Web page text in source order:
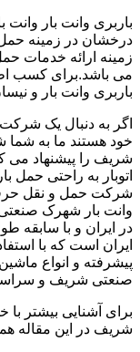
باربری وانت بار
درخشان در زمینه حمل
زمینه ارائه خدمات
می باشد.برای کسب
باربری وانت بار و
اگر به دنبال یک
خود هستند ما به
شریف را پیشنهاد می
اتوبار به راحتی حمل
شرکت حمل و نقل
وانت بار شهرک
در ایران و با سابقه
ایران است که با
پیشرفته و انواع
صنعتی شریف و سراسر
برای آشنایی بیشتر
شریف در این مقاله